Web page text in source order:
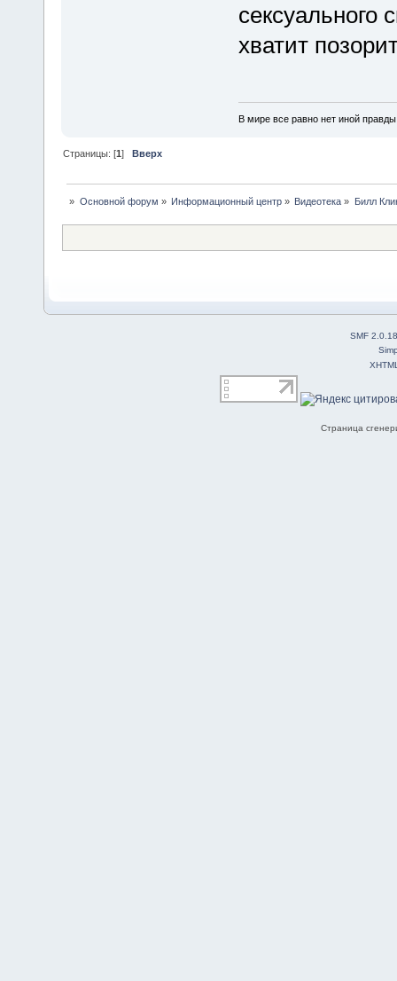
сексуального
хватит
В мире все равно нет иной
Страницы: [1]Вверх
» Основной форум » Информационный центр» Видеотека » Билл
SMF 2.0.18
Страница